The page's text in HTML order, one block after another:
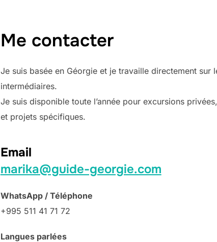
Me contacter
Je suis basée en Géorgie et je travaille directement sur
intermédiaires.
Je suis disponible toute l’année pour excursions
et projets spécifiques.
Email
marika@guide-georgie.com
WhatsApp / Téléphone
+995 511 41 71 72
Langues parlées